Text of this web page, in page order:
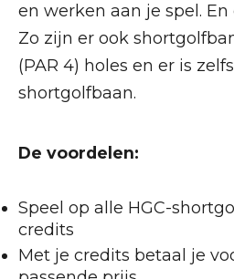
en werken aan je spel.
Zo zijn er ook
(PAR 4) holes en er is
shortgolfbaan.
De voordelen:
Speel op alle HGC-
credits
Met je credits betaal je